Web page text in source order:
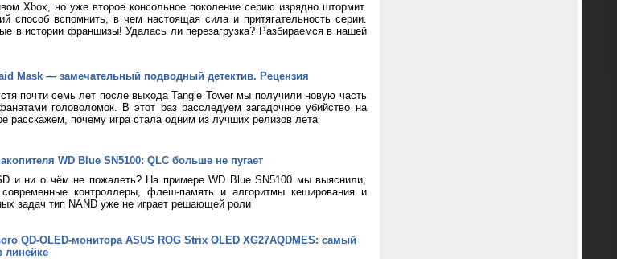
Xbox, но уже второе консольное поколение серию изрядно штормит.
способ вспомнить, в чем настоящая сила и притягательность серии.
в истории франшизы! Удалась ли перезагрузка? Разбираемся в нашей
Mask — замечательный подводный детектив. Рецензия
почти семь лет после выхода Tangle Tower мы получили новую часть
головоломок. В этот раз расследуем загадочное убийство на
расскажем, почему игра стала одним из лучших релизов лета
WD Blue SN5100: QLC больше не пугает
и ни о чём не пожалеть? На примере WD Blue SN5100 мы выяснили,
современные контроллеры, флеш-память и алгоритмы кеширования и
задач тип NAND уже не играет решающей роли
QD-OLED-монитора ASUS ROG Strix OLED XG27AQDMES: самый
линейке